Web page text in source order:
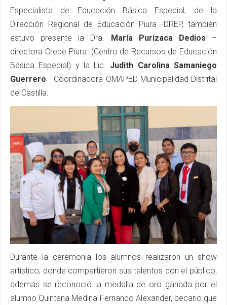
Especialista de Educación Básica Especial, de la
Dirección Regional de Educación Piura -DREP, también
estuvo presente la Dra.
María Purizaca Dedios –
directora Crebe Piura. (Centro de Recursos de Educación
Básica Especial) y la Lic. Judith Carolina Samaniego
Guerrero - Coordinadora OMAPED Municipalidad Distrital
de Castilla.
Durante la ceremonia los alumnos realizaron un show
artístico, donde compartieron sus talentos con el público,
además se reconoció la medalla de oro ganada por el
alumno Quintana Medina Fernando Alexander, becario que